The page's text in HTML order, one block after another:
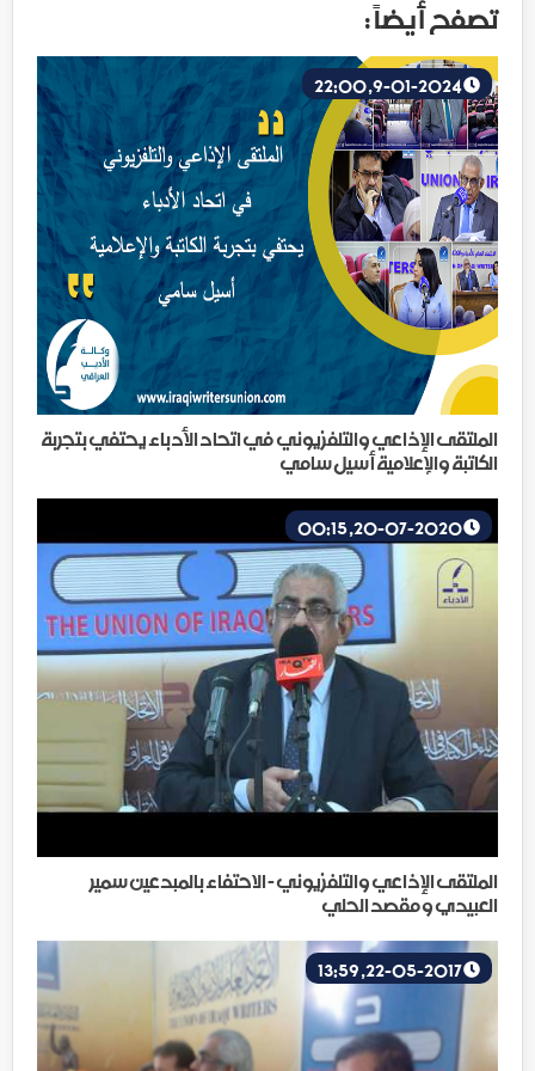
تصفح أيضاً :
الملتقى الإذاعي والتلفزيوني في اتحاد الأدباء يحتفي بتجربة
الكاتبة والإعلامية أسيل سامي
الملتقى الإذاعي والتلفزيوني - الاحتفاء بالمبدعين سمير
العبيدي و مقصد الحلي